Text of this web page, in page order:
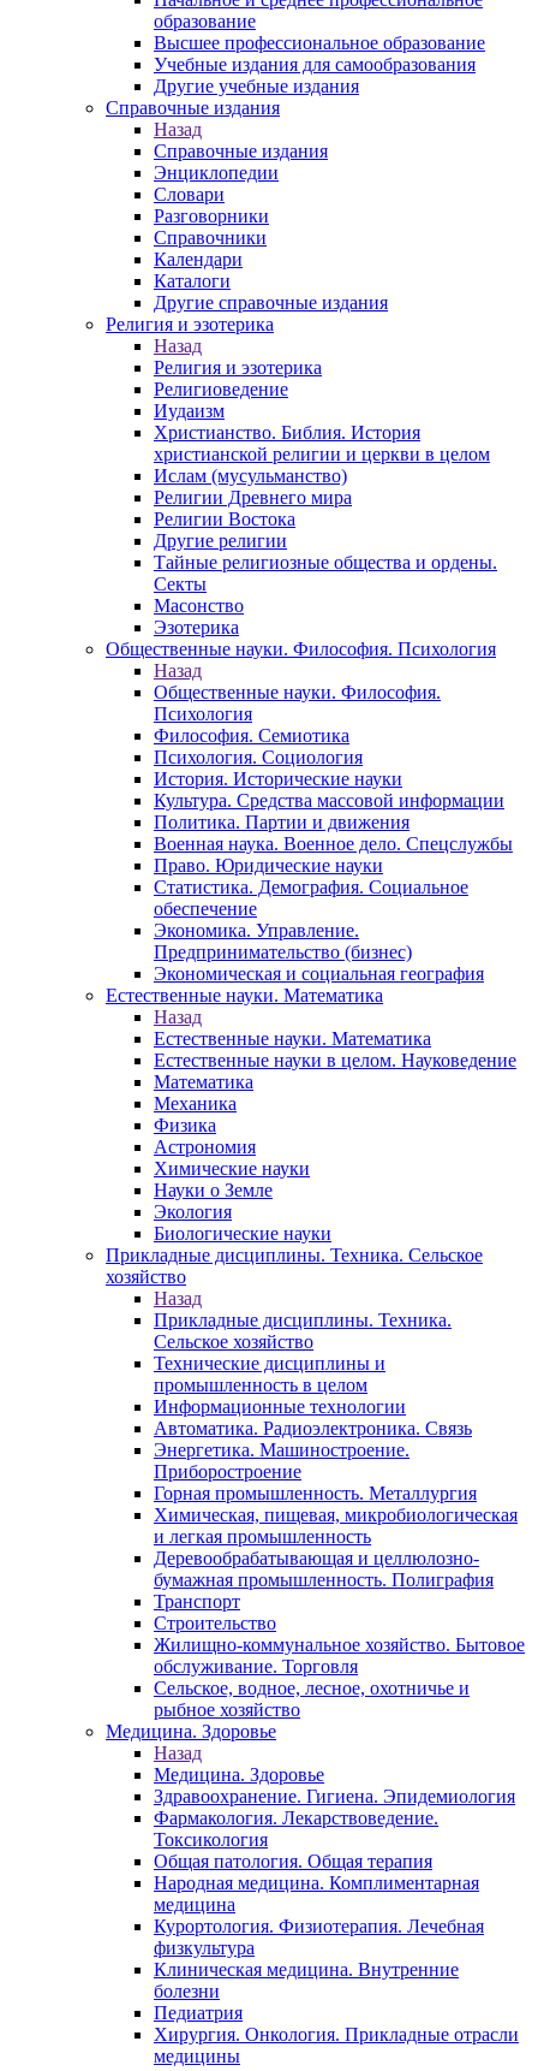
образование
Высшее профессиональное образование
Учебные издания для самообразования
Другие учебные издания
Справочные издания
Назад
Справочные издания
Энциклопедии
Словари
Разговорники
Справочники
Календари
Каталоги
Другие справочные издания
Религия и эзотерика
Назад
Религия и эзотерика
Религиоведение
Иудаизм
Христианство. Библия. История
христианской религии и церкви в целом
Ислам (мусульманство)
Религии Древнего мира
Религии Востока
Другие религии
Тайные религиозные общества и ордены.
Секты
Масонство
Эзотерика
Общественные науки. Философия. Психология
Назад
Общественные науки. Философия.
Психология
Философия. Семиотика
Психология. Социология
История. Исторические науки
Культура. Средства массовой информации
Политика. Партии и движения
Военная наука. Военное дело. Спецслужбы
Право. Юридические науки
Статистика. Демография. Социальное
обеспечение
Экономика. Управление.
Предпринимательство (бизнес)
Экономическая и социальная география
Естественные науки. Математика
Назад
Естественные науки. Математика
Естественные науки в целом. Науковедение
Математика
Механика
Физика
Астрономия
Химические науки
Науки о Земле
Экология
Биологические науки
Прикладные дисциплины. Техника. Сельское
хозяйство
Назад
Прикладные дисциплины. Техника.
Сельское хозяйство
Технические дисциплины и
промышленность в целом
Информационные технологии
Автоматика. Радиоэлектроника. Связь
Энергетика. Машиностроение.
Приборостроение
Горная промышленность. Металлургия
Химическая, пищевая, микробиологическая
и легкая промышленность
Деревообрабатывающая и целлюлозно-
бумажная промышленность. Полиграфия
Транспорт
Строительство
Жилищно-коммунальное хозяйство. Бытовое
обслуживание. Торговля
Сельское, водное, лесное, охотничье и
рыбное хозяйство
Медицина. Здоровье
Назад
Медицина. Здоровье
Здравоохранение. Гигиена. Эпидемиология
Фармакология. Лекарствоведение.
Токсикология
Общая патология. Общая терапия
Народная медицина. Комплиментарная
медицина
Курортология. Физиотерапия. Лечебная
физкультура
Клиническая медицина. Внутренние
болезни
Педиатрия
Хирургия. Онкология. Прикладные отрасли
медицины